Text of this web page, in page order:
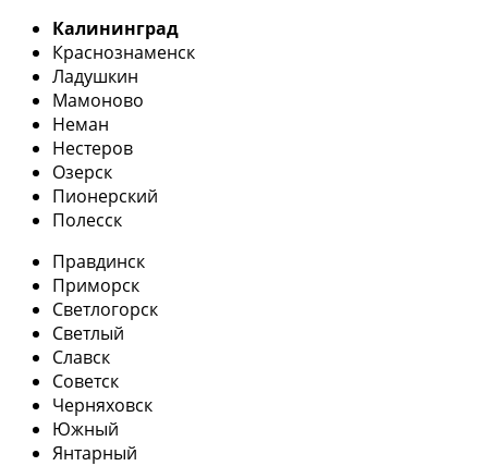
Калининград
Краснознаменск
Ладушкин
Мамоново
Неман
Нестеров
Озерск
Пионерский
Полесск
Правдинск
Приморск
Светлогорск
Светлый
Славск
Советск
Черняховск
Южный
Янтарный